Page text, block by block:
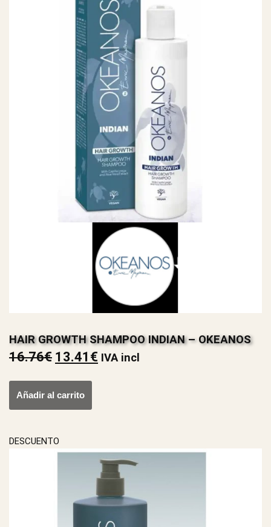
HAIR GROWTH SHAMPOO INDIAN – OKEANOS
16.76€ 13.41 € IVA incl
Añadir al carrito
DESCUENTO